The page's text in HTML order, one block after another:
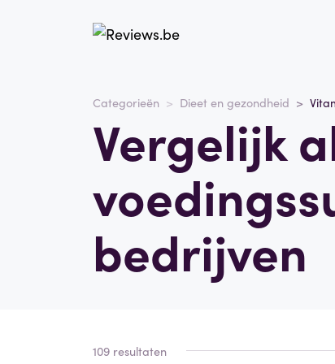
Categorieën Dieet en gezondheid
Vergelijk
bedrijven
109 resultaten